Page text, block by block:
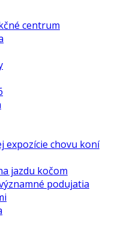
centrum
expozície chovu koní
jazdu kočom
podujatia